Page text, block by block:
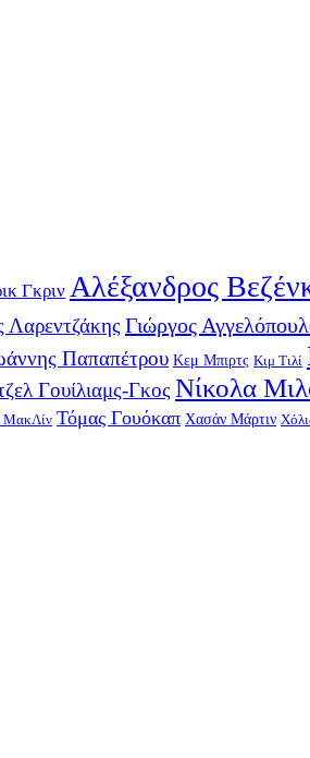
Γκριν Αλέξανδρος
Λαρεντζάκης Γιώργος
Παπαπέτρου Κεμ Μπιρτς Κιμ Τιλί
Γουίλιαμς-Γκος Νίκολα
ΜακΛίν Τόμας Γουόκαπ Χασάν Μάρτιν